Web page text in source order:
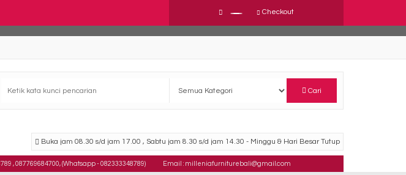
Checkout
Cari
Buka jam 08.30 s/d jam 17.00 , Sabtu jam 8.30 s/d jam 14.30 - Minggu & Hari Besar Tutup
, 087769684700, (Whatsapp - 082333348789) Email : milleniafurniturebali@gmail.com